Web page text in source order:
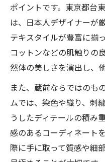
ポイントです。東京都台
は、日本人デザイナーが
テキスタイルが豊富に揃
コットンなどの肌触りの
然体の美しさを演出し、
また、蔵前ならではのも
ムでは、染色や織り、刺
うしたディテールの積み
感のあるコーディネート
際に手に取って質感や細